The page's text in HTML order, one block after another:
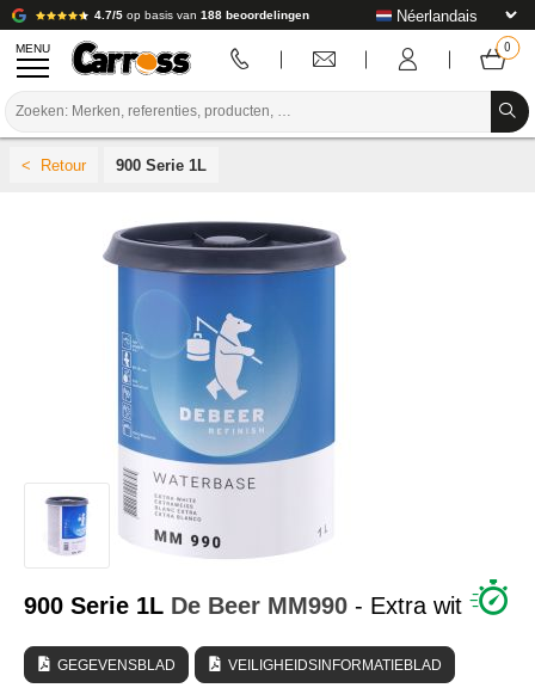
4.7/5 op basis van 188 beoordelingen
MENU
VOORBEREIDING / VERVEN / AFWERKING
VERBRUIKSARTIKELEN VOOR CARROSSERIE
GEREEDSCHAP VOOR CARROSSERIE
UITRUSTING VOOR CARROSSERIE
LABORATORIUMINSTALLATIE
HANDLEIDING & ADVIES
900 Serie 1L
900 Serie 1L De Beer MM990 - Extra wit
GEGEVENSBLAD
VEILIGHEIDSINFORMATIEBLAD